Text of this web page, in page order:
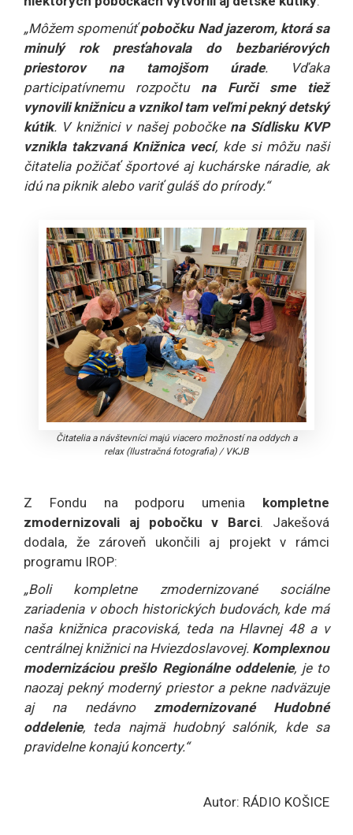
„Môžem spomenúťpobočku Nad jazerom, ktorá sa
minulý rok presťahovala do bezbariérových
priestorov na tamojšom úrade. Vďaka
participatívnemu rozpočtu na Furči sme tiež
vynovili knižnicu a vznikol tam veľmi pekný detský
kútik. V knižnici v našej pobočke na Sídlisku KVP
vznikla takzvaná Knižnica vecí, kde si môžu naši
čitatelia požičať športové aj kuchárske náradie, ak
idú na piknik alebo variť guláš do prírody.“
Čitatelia a návštevníci majú viacero možností na oddych a
relax (Ilustračná fotografia)/ VKJB
Z Fondu na podporu umenia kompletne
zmodernizovali aj pobočku v Barci. Jakešová
dodala, že zároveň ukončili aj projekt v rámci
programu IROP:
„Boli kompletne zmodernizované sociálne
zariadenia v oboch historických budovách, kde má
naša knižnica pracoviská, teda na Hlavnej 48 a v
centrálnej knižnici na Hviezdoslavovej. Komplexnou
modernizáciou prešlo Regionálne oddelenie, je to
naozaj pekný moderný priestor a pekne nadväzuje
aj na nedávnozmodernizované Hudobné
oddelenie, teda najmä hudobný salónik, kde sa
pravidelne konajú koncerty.“
Autor: RÁDIO KOŠICE